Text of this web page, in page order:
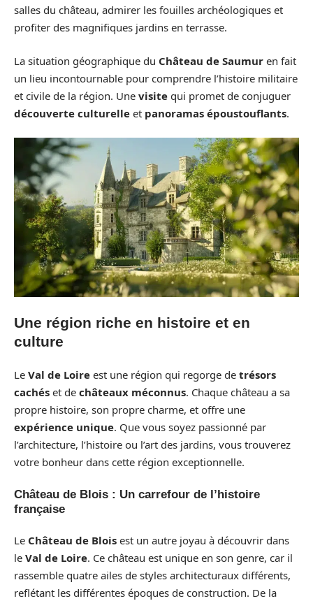
salles du château, admirer les fouilles archéologiques et
profiter des magnifiques jardins en terrasse.
La situation géographique du Château de Saumur en fait
un lieu incontournable pour comprendre l’histoire militaire
et civile de la région. Une visite qui promet de conjuguer
découverte culturelle et panoramas époustouflants.
Une région riche en histoire et en
culture
Le Val de Loire est une région qui regorge de trésors
cachés et de châteaux méconnus. Chaque château a sa
propre histoire, son propre charme, et offre une
expérience unique. Que vous soyez passionné par
l’architecture, l’histoire ou l’art des jardins, vous trouverez
votre bonheur dans cette région exceptionnelle.
Château de Blois : Un carrefour de l’histoire
française
Le Château de Blois est un autre joyau à découvrir dans
le Val de Loire. Ce château est unique en son genre, car il
rassemble quatre ailes de styles architecturaux différents,
reflétant les différentes époques de construction. De la